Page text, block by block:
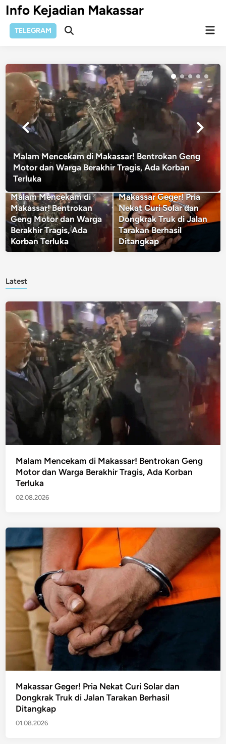
Skip
to
content
Info Kejadian Makassar
TELEGRAM
Open
Malam Mencekam di Makassar! Bentrokan Geng
Motor dan Warga Berakhir Tragis, Ada Korban
Terluka
Malam Mencekam di
Makassar! Bentrokan
Geng Motor dan Warga
Berakhir Tragis, Ada
Korban Terluka
Makassar Geger! Pria
Nekat Curi Solar dan
Dongkrak Truk di Jalan
Tarakan Berhasil
Ditangkap
Latest
Malam Mencekam di Makassar! Bentrokan Geng
Motor dan Warga Berakhir Tragis, Ada Korban
Terluka
02.08.2026
Makassar Geger! Pria Nekat Curi Solar dan
Dongkrak Truk di Jalan Tarakan Berhasil
Ditangkap
01.08.2026